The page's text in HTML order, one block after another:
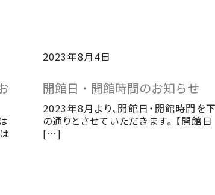
2023年8月4日
開館日・開館時間のお知らせ
2023年8月より、開館日・開館時間を
の通りとさせていただきます。 【開館日
[…]